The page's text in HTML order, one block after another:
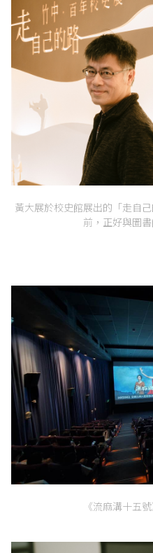
黃大展於校史館展出的「走自
前，正好與圖
《流麻溝十五